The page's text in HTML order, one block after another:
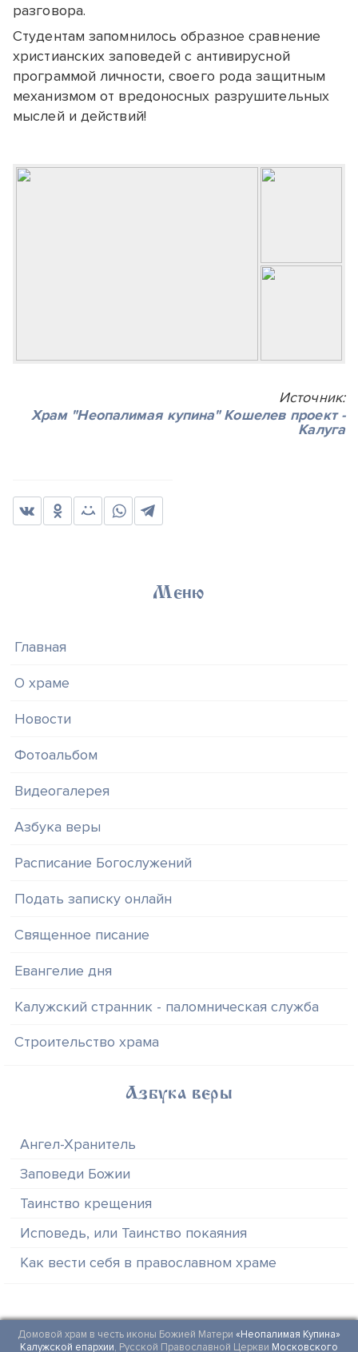
разговора.
Студентам запомнилось образное сравнение
христианских заповедей с антивирусной
программой личности, своего рода защитным
механизмом от вредоносных разрушительных
мыслей и действий!
Источник:
Храм "Неопалимая купина" Кошелев проект -
Калуга
Меню
Главная
О храме
Новости
Фотоальбом
Видеогалерея
Азбука веры
Расписание Богослужений
Подать записку онлайн
Священное писание
Евангелие дня
Калужский странник - паломническая служба
Строительство храма
Азбука веры
Ангел-Хранитель
Заповеди Божии
Таинство крещения
Исповедь, или Таинство покаяния
Как вести себя в православном храме
Домовой храм в честь иконы Божией Матери «Неопалимая Купина»
Калужской епархии, Русской Православной Церкви Московского